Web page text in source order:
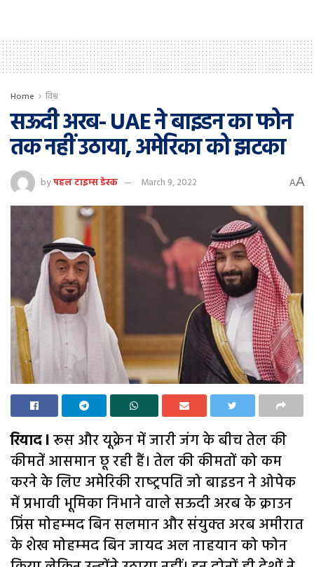
Home विश्व
सऊदी अरब- UAE ने बाइडन का फोन
तक नहीं उठाया, अमेरिका को झटका
byपहल टाइम्स डेस्क March 9, 2022 AA
रियाद lरूस और यूक्रेन में जारी जंग के बीच तेल की
कीमतें आसमान छू रही हैं। तेल की कीमतों को कम
करने के लिए अमेरिकी राष्‍ट्रपति जो बाइडन ने ओपेक
में प्रभावी भूमिका निभाने वाले सऊदी अरब के क्राउन
प्रिंस मोहम्‍मद बिन सलमान और संयुक्‍त अरब अमीरात
के शेख मोहम्‍मद बिन जायद अल नाहयान को फोन